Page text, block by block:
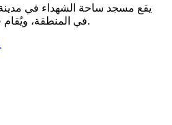
يقع مسجد ساحة الشهداء في
في المنطقة، ويُقام فيه الصلوات الخمس والجمعة.